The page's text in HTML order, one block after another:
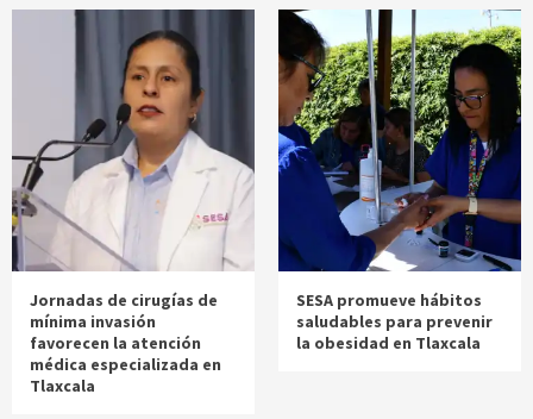
Jornadas de cirugías de
mínima invasión
favorecen la atención
médica especializada en
Tlaxcala
SESA promueve hábitos
saludables para prevenir
la obesidad en Tlaxcala